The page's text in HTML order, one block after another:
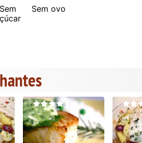
Sem
Sem ovo